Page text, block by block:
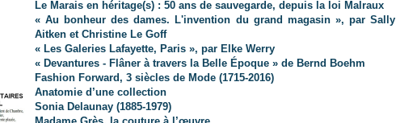
Le Marais en héritage(s) : 50 ans de sauvegarde, depuis la loi Malraux
« Au bonheur des dames. L'invention du grand magasin », par Sally
Aitken et Christine Le Goff
« Les Galeries Lafayette, Paris », par Elke Werry
« Devantures - Flâner à travers la Belle Époque » de Bernd Boehm
Fashion Forward, 3 siècles de Mode (1715-2016)
Anatomie d’une collection
Sonia Delaunay (1885-1979)